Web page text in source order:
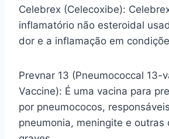
Celebrex (Celecoxibe):
inflamatório não esteroidal
dor e a inflamação em
Prevnar 13 (Pneumococcal 13-
Vaccine): É uma vacina para
por pneumococos,
pneumonia, meningite e outras